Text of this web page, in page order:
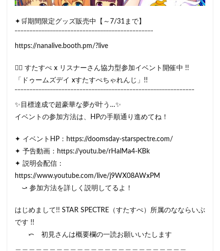
✦🛒期間限定グッズ販売中【～7/31まで】
https://nanalive.booth.pm/?live
🧟‍♂️ すたすぺ x リスナーさん協力型参加イベント開催中 !!
「ドゥームズデイ xすたすぺちゃれんじ」!!
✨目標達成で超豪華な夢が叶う…✨
イベントの参加方法は、HPの手順通り進めてね！
✦ イベントHP：https://doomsday-starspectre.com/
✦ 予告動画：https://youtu.be/rHalMa4-KBk
✦ 説明会配信：
https://www.youtube.com/live/j9WX08AWxPM
⤻ 参加方法を詳しく説明してるよ！
はじめまして!! STAR SPECTRE（すたすぺ）所属のなならいぶ
です !!
⤺ 初見さんは概要欄の一読お願いいたします